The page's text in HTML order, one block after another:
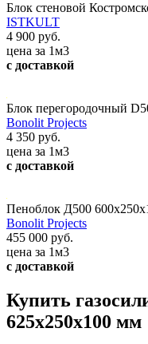
Блок стеновой
ISTKULT
4 900 руб.
цена за 1м3
с доставкой
Блок перегородочный
Bonolit Projects
4 350 руб.
цена за 1м3
с доставкой
Пеноблок Д500
Bonolit Projects
455 000 руб.
цена за 1м3
с доставкой
Купить
625х250х100 мм